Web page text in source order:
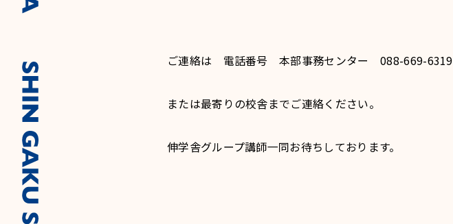
ご連絡は 電話番号 本部事務センター 088-669-6319
または最寄りの校舎までご連絡ください。
伸学舎グループ講師一同お待ちしております。